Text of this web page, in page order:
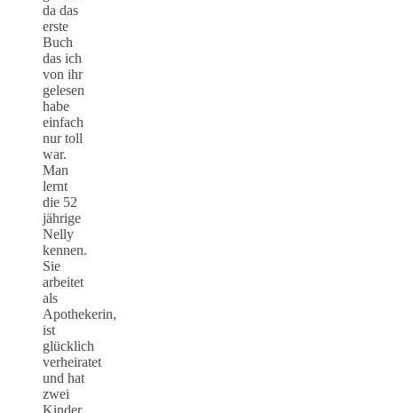
da das
erste
Buch
das ich
von ihr
gelesen
habe
einfach
nur toll
war.
Man
lernt
die 52
jährige
Nelly
kennen.
Sie
arbeitet
als
Apothekerin,
ist
glücklich
verheiratet
und hat
zwei
Kinder.